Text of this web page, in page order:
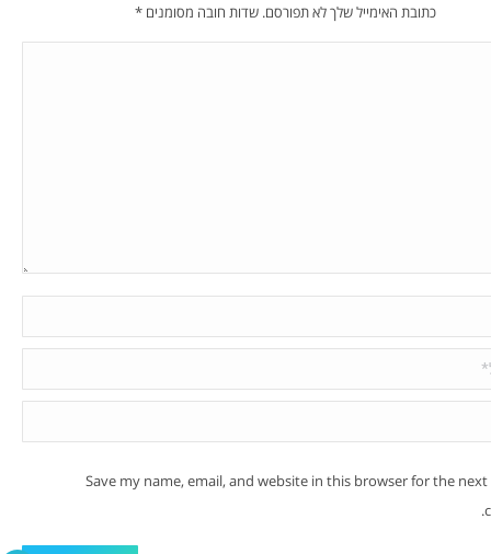
כתובת האימייל שלך לא תפורסם. שדות חובה מסומנים*
Save my name, email, and website in this browser for the